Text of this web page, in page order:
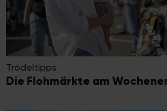
Trödeltipps
Die Flohmärkte am